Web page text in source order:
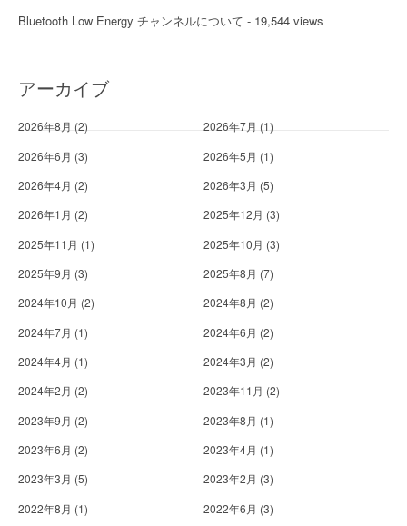
Bluetooth Low Energy チャンネルについて - 19,544 views
アーカイブ
2026年8月 (2) 2026年7月 (1)
2026年6月 (3) 2026年5月 (1)
2026年4月 (2) 2026年3月 (5)
2026年1月 (2) 2025年12月 (3)
2025年11月 (1) 2025年10月 (3)
2025年9月 (3) 2025年8月 (7)
2024年10月 (2) 2024年8月 (2)
2024年7月 (1) 2024年6月 (2)
2024年4月 (1) 2024年3月 (2)
2024年2月 (2) 2023年11月 (2)
2023年9月 (2) 2023年8月 (1)
2023年6月 (2) 2023年4月 (1)
2023年3月 (5) 2023年2月 (3)
2022年8月 (1) 2022年6月 (3)